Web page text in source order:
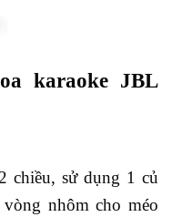
karaoke JBL
chiều, sử dụng 1 củ
vòng nhôm cho méo